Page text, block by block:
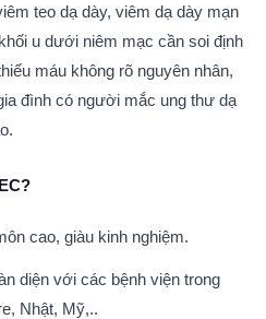
teo dạ dày, viêm dạ dày mạn
u dưới niêm mạc cần soi định
máu không rõ nguyên nhân,
đình có người mắc ung thư dạ
cao, giàu kinh nghiệm.
diện với các bệnh viện trong
Nhật, Mỹ,..